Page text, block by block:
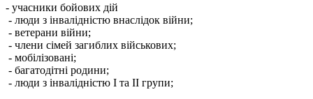
- учасники бойових дій
- люди з інвалідністю внаслідок війни;
- ветерани війни;
- члени сімей загиблих військових;
- мобілізовані;
- багатодітні родини;
- люди з інвалідністю І та II групи;